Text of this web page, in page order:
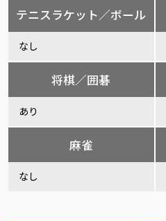
テニスラケット／ボール
なし
将棋／囲碁
あり
麻雀
なし